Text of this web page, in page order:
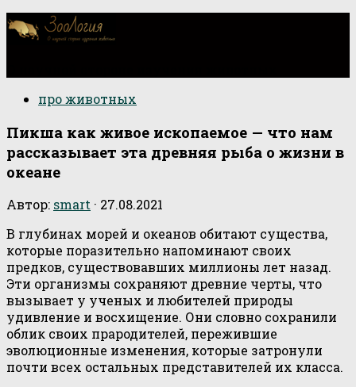
про животных
Пикша как живое ископаемое — что нам
рассказывает эта древняя рыба о жизни в
океане
Автор: smart · 27.08.2021
В глубинах морей и океанов обитают существа,
которые поразительно напоминают своих
предков, существовавших миллионы лет назад.
Эти организмы сохраняют древние черты, что
вызывает у ученых и любителей природы
удивление и восхищение. Они словно сохранили
облик своих прародителей, пережившие
эволюционные изменения, которые затронули
почти всех остальных представителей их класса.